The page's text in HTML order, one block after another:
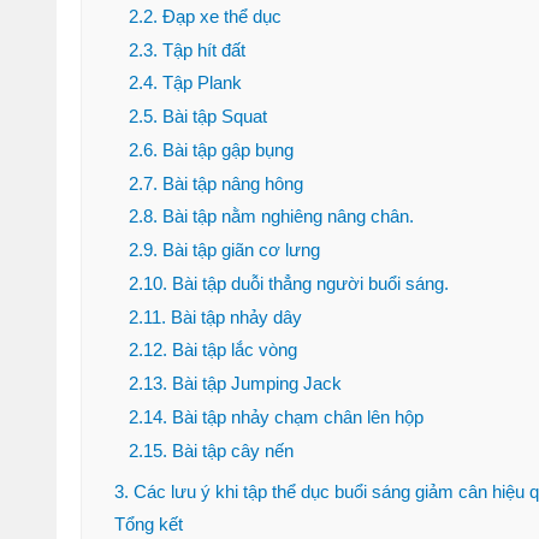
2.2. Đạp xe thể dục
2.3. Tập hít đất
2.4. Tập Plank
2.5. Bài tập Squat
2.6. Bài tập gập bụng
2.7. Bài tập nâng hông
2.8. Bài tập nằm nghiêng nâng chân.
2.9. Bài tập giãn cơ lưng
2.10. Bài tập duỗi thẳng người buổi sáng.
2.11. Bài tập nhảy dây
2.12. Bài tập lắc vòng
2.13. Bài tập Jumping Jack
2.14. Bài tập nhảy chạm chân lên hộp
2.15. Bài tập cây nến
3. Các lưu ý khi tập thể dục buổi sáng giảm cân hiệu
Tổng kết
để giảm cân nhanh
nhất?
tại nhà
không to, tránh béo